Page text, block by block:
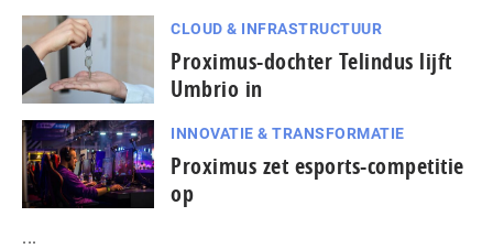
CLOUD & INFRASTRUCTUUR
Proximus-dochter Telindus lijft
Umbrio in
INNOVATIE & TRANSFORMATIE
Proximus zet esports-competitie
op
...